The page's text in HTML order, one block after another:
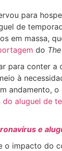
para
de
em massa,
do
para conter a
à
andamento,
aluguel de
e
o impacto do